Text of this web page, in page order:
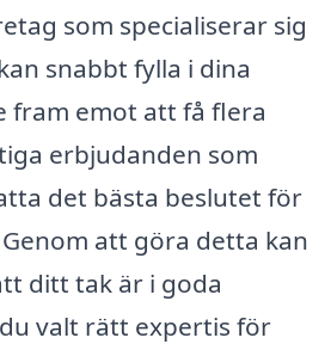
som specialiserar sig
snabbt fylla i dina
fram emot att få flera
erbjudanden som
det bästa beslutet för
att göra detta kan
ditt tak är i goda
valt rätt expertis för